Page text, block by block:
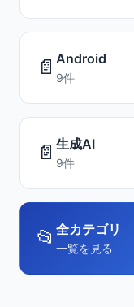
📄 Android
9件
📄 生成AI
9件
📂 全カテゴリ
一覧を見る